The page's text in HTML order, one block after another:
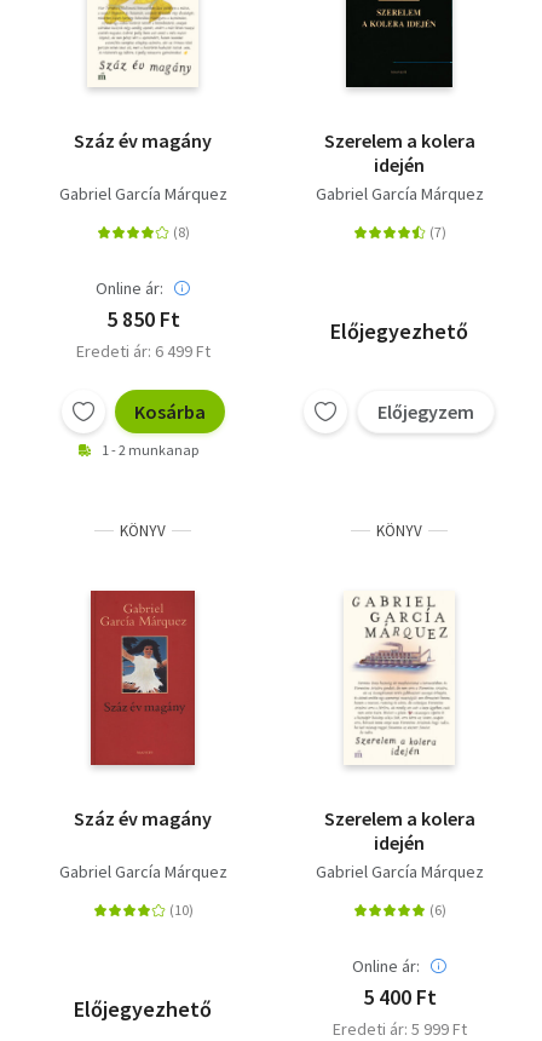
Száz év magány
Gabriel García Márquez
Online ár:
5 850 Ft
Eredeti ár: 6 499 Ft
Kosárba
1 - 2 munkanap
Szerelem a kolera
idején
Gabriel García Márquez
Előjegyezhető
Előjegyzem
KÖNYV
Száz év magány
Gabriel García Márquez
Előjegyezhető
KÖNYV
Szerelem a kolera
idején
Gabriel García Márquez
Online ár:
5 400 Ft
Eredeti ár: 5 999 Ft